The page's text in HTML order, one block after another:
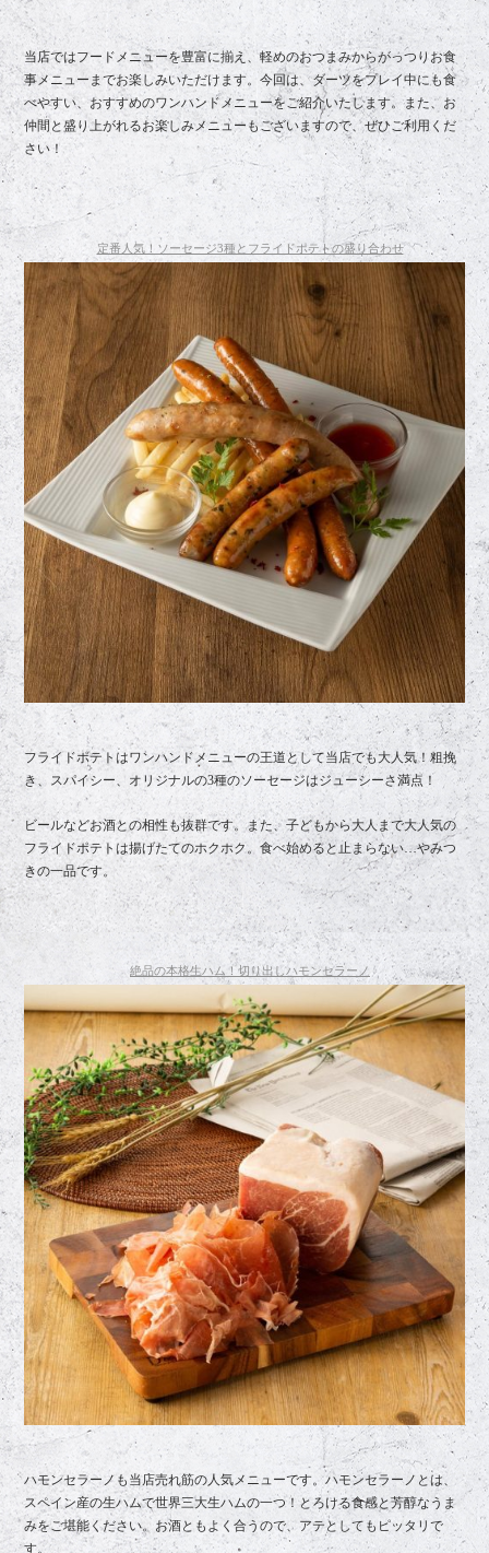
当店ではフードメニューを豊富に揃え、軽めのおつまみからがっつりお食
事メニューまでお楽しみいただけます。今回は、ダーツをプレイ中にも食
べやすい、おすすめのワンハンドメニューをご紹介いたします。また、お
仲間と盛り上がれるお楽しみメニューもございますので、ぜひご利用くだ
さい！
定番人気！ソーセージ3種とフライドポテトの盛り合わせ
フライドポテトはワンハンドメニューの王道として当店でも大人気！粗挽
き、スパイシー、オリジナルの3種のソーセージはジューシーさ満点！
ビールなどお酒との相性も抜群です。また、子どもから大人まで大人気の
フライドポテトは揚げたてのホクホク。食べ始めると止まらない…やみつ
きの一品です。
絶品の本格生ハム！切り出しハモンセラーノ
ハモンセラーノも当店売れ筋の人気メニューです。ハモンセラーノとは、
スペイン産の生ハムで世界三大生ハムの一つ！とろける食感と芳醇なうま
みをご堪能ください。お酒ともよく合うので、アテとしてもピッタリで
す。